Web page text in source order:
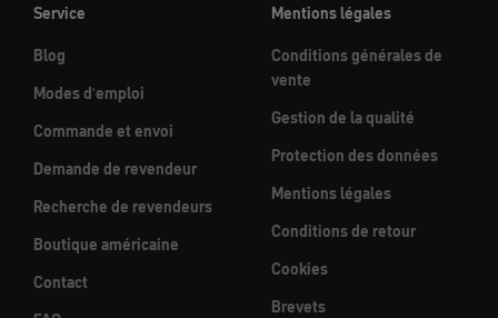
Service
Blog
Modes d'emploi
Commande et envoi
Demande de revendeur
Recherche de revendeurs
Boutique américaine
Contact
Mentions légales
Conditions générales de
vente
Gestion de la qualité
Protection des données
Mentions légales
Conditions de retour
Cookies
Brevets